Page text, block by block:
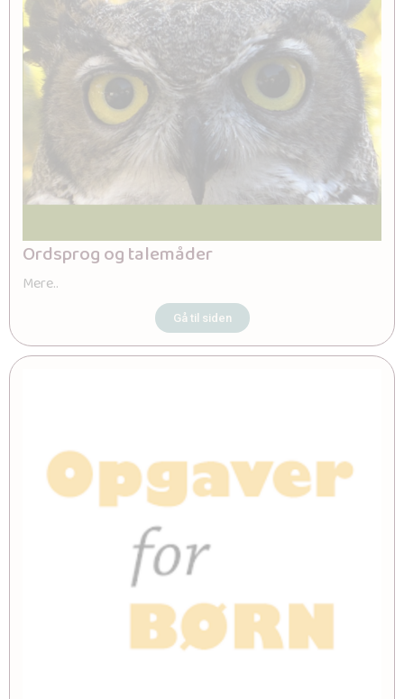
Ordsprog og talemåder
Mere..
Gå til siden